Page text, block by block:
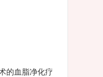
的血脂净化疗